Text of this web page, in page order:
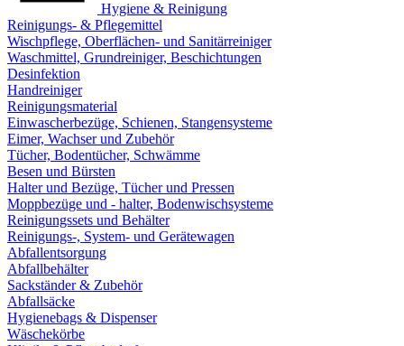
Hygiene & Reinigung
Reinigungs- & Pflegemittel
Wischpflege, Oberflächen- und Sanitärreiniger
Waschmittel, Grundreiniger, Beschichtungen
Desinfektion
Handreiniger
Reinigungsmaterial
Einwascherbezüge, Schienen, Stangensysteme
Eimer, Wachser und Zubehör
Tücher, Bodentücher, Schwämme
Besen und Bürsten
Halter und Bezüge, Tücher und Pressen
Moppbezüge und - halter, Bodenwischsysteme
Reinigungssets und Behälter
Reinigungs-, System- und Gerätewagen
Abfallentsorgung
Abfallbehälter
Sackständer & Zubehör
Abfallsäcke
Hygienebags & Dispenser
Wäschekörbe